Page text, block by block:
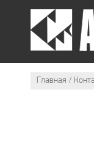
Главная